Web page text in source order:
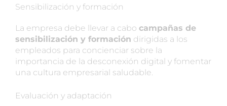
Sensibilización y formación
La empresa debe llevar a cabo campañas de
sensibilización y formación dirigidas a los
empleados para concienciar sobre la
importancia de la desconexión digital y fomentar
una cultura empresarial saludable.
Evaluación y adaptación